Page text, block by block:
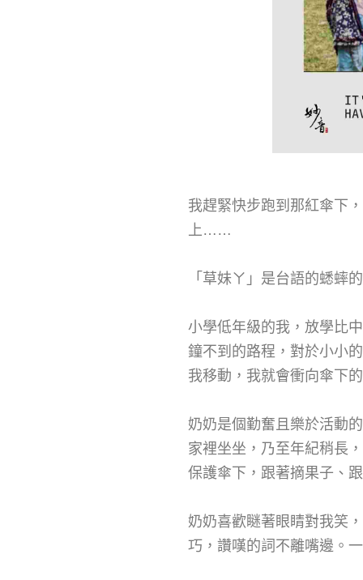
我趕緊快步跑到那紅傘下
上……
「草妹ㄚ」是台語的蟋蟀
小學低年級的我，放學比
鐘不到的路程，對於小小
我移動，我就會衝向傘下
奶奶是個勤奮且樂於活動
家裡坐坐，乃至年紀稍長
保護傘下，跟著摘果子、
奶奶喜歡瞇著眼睛對我笑
巧，讚嘆的詞不離嘴邊。